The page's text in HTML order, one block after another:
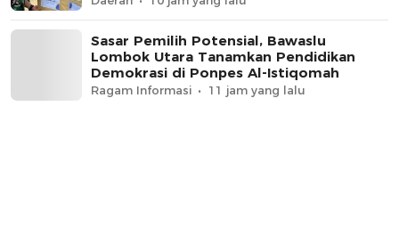
Sasar Pemilih Potensial, Bawaslu
Lombok Utara Tanamkan Pendidikan
Demokrasi di Ponpes Al-Istiqomah
Ragam Informasi 11 jam yang lalu